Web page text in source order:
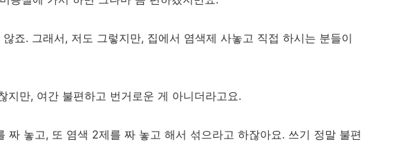
죠. 그래서, 저도 그렇지만, 집에서 염색제 사놓고 직접 하시는 분들이
지만, 여간 불편하고 번거로운 게 아니더라고요.
짜 놓고, 또 염색 2제를 짜 놓고 해서 섞으라고 하잖아요. 쓰기 정말 불편